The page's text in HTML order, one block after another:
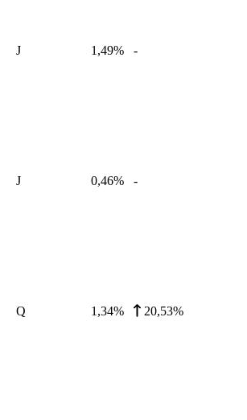
J 1,49% -
J 0,46% -
Q 1,34% 20,53%